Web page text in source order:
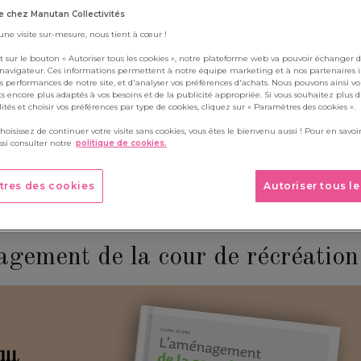
retrouvez un kit contenant 5 à 6 activités destinées aux
classe au fil des saisons grâce à notre kit d'activités à
de la cour de
chez Manutan Collectivités
visite sur-mesure, nous tient à cœur !
sur le bouton « Autoriser tous les cookies », notre plateforme web va pouvoir échanger
Ces informations permettent à notre équipe marketing et à nos partenaires
performances de notre site, et d'analyser vos préférences d'achats. Nous pouvons ainsi
encore plus adaptés à vos besoins et de la publicité appropriée. Si vous souhaitez plus
et choisir vos préférences par type de cookies, cliquez sur « Paramètres des cookies ».
de continuer votre visite sans cookies, vous êtes le bienvenu aussi ! Pour en
consulter notre politique de cookies.
Autoriser tous
des cookies